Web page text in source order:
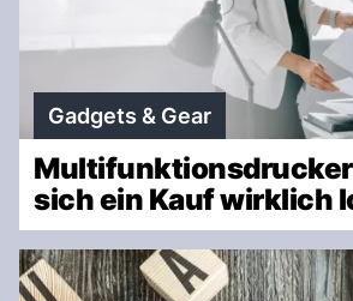
Gadgets & Gear
sich ein Kauf wirklich